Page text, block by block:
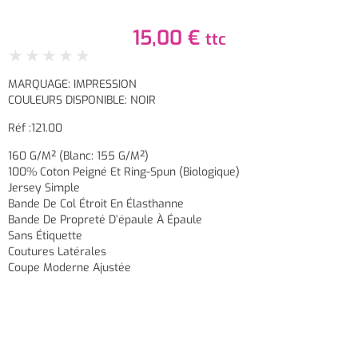
15,00 € ttc
★ ★ ★ ★ ★
MARQUAGE: IMPRESSION
COULEURS DISPONIBLE: NOIR
Réf :121.00
160 G/m² (Blanc: 155 G/m²)
100% Coton Peigné Et Ring-Spun (biologique)
Jersey Simple
Bande De Col Étroit En Élasthanne
Bande De Propreté D’épaule À Épaule
Sans Étiquette
Coutures Latérales
Coupe Moderne Ajustée